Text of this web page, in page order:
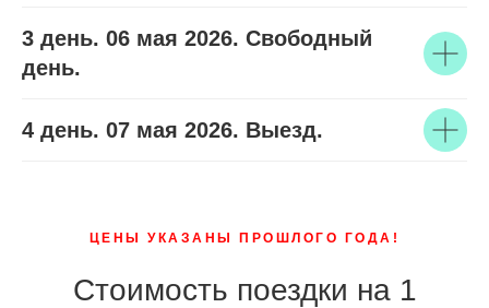
3 день. 06 мая 2026. Свободный
день.
4 день. 07 мая 2026. Выезд.
ЦЕНЫ УКАЗАНЫ ПРОШЛОГО ГОДА!
Стоимость поездки на 1